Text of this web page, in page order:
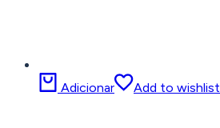
Adicionar Add to wishlist